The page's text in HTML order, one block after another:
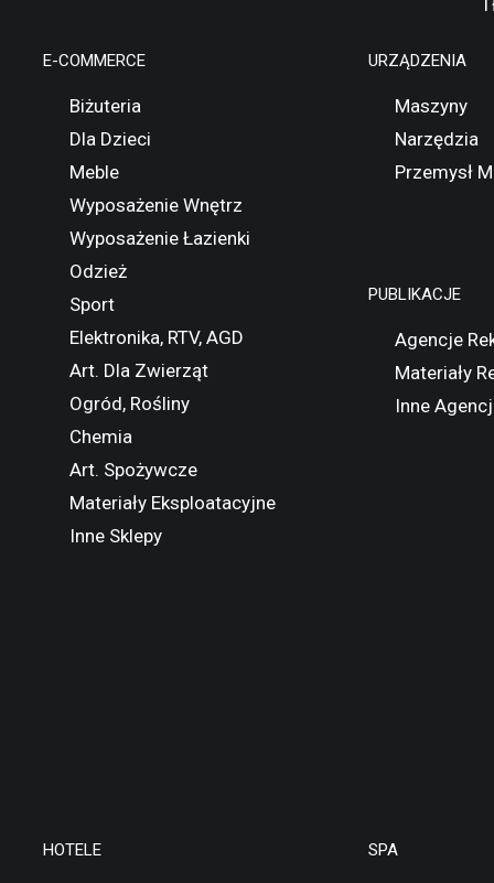
E-COMMERCE
Biżuteria
Dla Dzieci
Meble
Wyposażenie Wnętrz
Wyposażenie Łazienki
Odzież
Sport
Elektronika, RTV, AGD
Art. Dla Zwierząt
Ogród, Rośliny
Chemia
Art. Spożywcze
Materiały Eksploatacyjne
Inne Sklepy
URZĄDZENIA
Maszyny
Narzędzia
Przemysł
PUBLIKACJE
Agencje
Materiały
Inne
HOTELE SPA